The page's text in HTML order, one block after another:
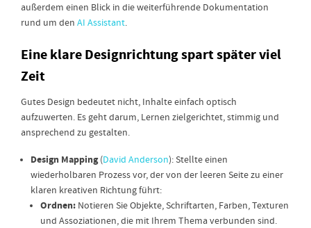
außerdem einen Blick in die weiterführende Dokumentation
rund um den AI Assistant.
Eine klare Designrichtung spart später viel
Zeit
Gutes Design bedeutet nicht, Inhalte einfach optisch
aufzuwerten. Es geht darum, Lernen zielgerichtet, stimmig und
ansprechend zu gestalten.
Design Mapping(David Anderson): Stellte einen
wiederholbaren Prozess vor, der von der leeren Seite zu einer
klaren kreativen Richtung führt:
Ordnen: Notieren Sie Objekte, Schriftarten, Farben, Texturen
und Assoziationen, die mit Ihrem Thema verbunden sind.